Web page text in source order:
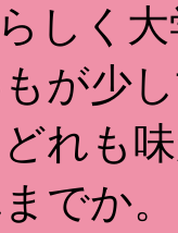
しく
が少
れも
でか。